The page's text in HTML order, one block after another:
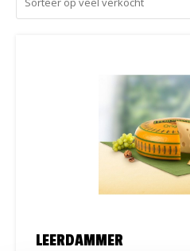
LEERDAMMER